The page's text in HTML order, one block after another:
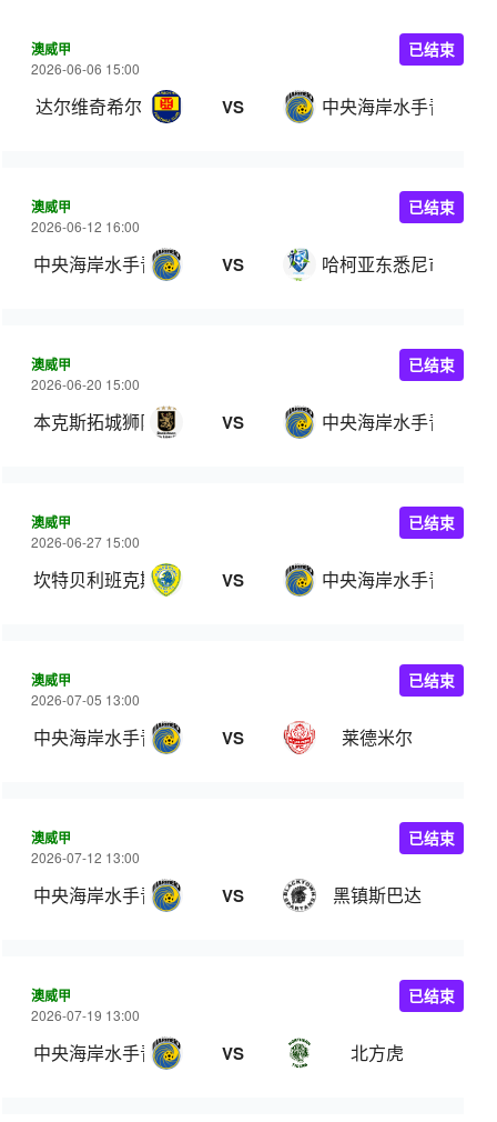
澳威甲
2026-06-06 15:00
达尔维奇希尔 VS 中央海岸水手青年队
已结束
澳威甲
2026-06-12 16:00
中央海岸水手青年队 VS 哈柯亚东悉尼市
已结束
澳威甲
2026-06-20 15:00
本克斯拓城狮队 VS 中央海岸水手青年队
已结束
澳威甲
2026-06-27 15:00
坎特贝利班克斯敦FC VS 中央海岸水手青年队
已结束
澳威甲
2026-07-05 13:00
中央海岸水手青年队 VS 莱德米尔
已结束
澳威甲
2026-07-12 13:00
中央海岸水手青年队 VS 黑镇斯巴达
已结束
澳威甲
2026-07-19 13:00
中央海岸水手青年队 VS 北方虎
已结束